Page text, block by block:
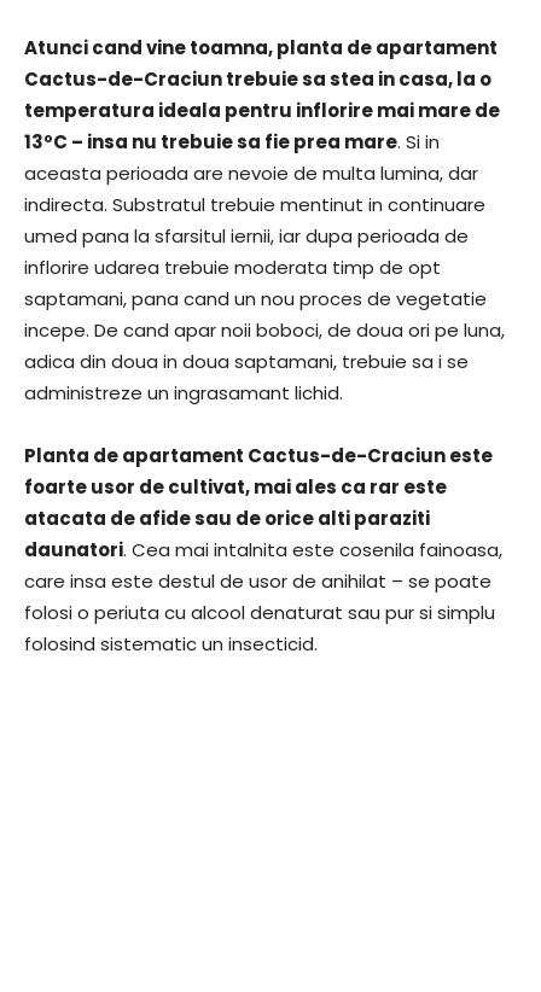
Atunci cand vine toamna, planta de apartament
Cactus-de-Craciun trebuie sa stea in casa, la o
temperatura ideala pentru inflorire mai mare de
13ºC – insa nu trebuie sa fie prea mare. Si in
aceasta perioada are nevoie de multa lumina, dar
indirecta. Substratul trebuie mentinut in continuare
umed pana la sfarsitul iernii, iar dupa perioada de
inflorire udarea trebuie moderata timp de opt
saptamani, pana cand un nou proces de vegetatie
incepe. De cand apar noii boboci, de doua ori pe luna,
adica din doua in doua saptamani, trebuie sa i se
administreze un ingrasamant lichid.
Planta de apartament Cactus-de-Craciun este
foarte usor de cultivat, mai ales ca rar este
atacata de afide sau de orice alti paraziti
daunatori. Cea mai intalnita este cosenila fainoasa,
care insa este destul de usor de anihilat – se poate
folosi o periuta cu alcool denaturat sau pur si simplu
folosind sistematic un insecticid.